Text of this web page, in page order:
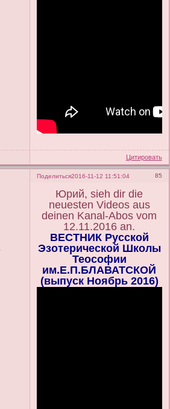
Цитировать
Поделиться 85
2016-11-12 11:51:04
Юрий, sieh dir die
neuesten Videos aus
deinen Kanal-Abos vom
12.11.2016 an.
ВЕСТНИК Русской
Эзотерической Школы
Теософии
им.Е.П.БЛАВАТСКОЙ
(выпуск Ноябрь 2016)